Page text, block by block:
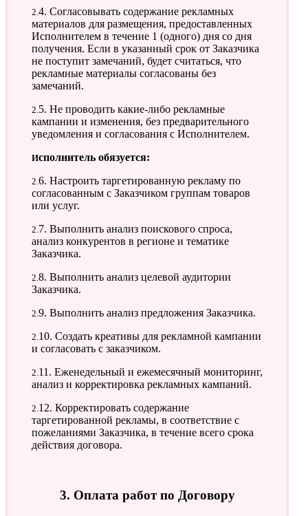
2.4. Согласовывать содержание рекламных
материалов для размещения, предоставленных
Исполнителем в течение 1 (одного) дня со дня
получения. Если в указанный срок от Заказчика
не поступит замечаний, будет считаться, что
рекламные материалы согласованы без
замечаний.
2.5. Не проводить какие-либо рекламные
кампании и изменения, без предварительного
уведомления и согласования с Исполнителем.
Исполнитель обязуется:
2.6. Настроить таргетированную рекламу по
согласованным с Заказчиком группам товаров
или услуг.
2.7. Выполнить анализ поискового спроса,
анализ конкурентов в регионе и тематике
Заказчика.
2.8. Выполнить анализ целевой аудитории
Заказчика.
2.9. Выполнить анализ предложения Заказчика.
2.10. Создать креативы для рекламной кампании
и согласовать с заказчиком.
2.11. Еженедельный и ежемесячный мониторинг,
анализ и корректировка рекламных кампаний.
2.12. Корректировать содержание
таргетированной рекламы, в соответствие с
пожеланиями Заказчика, в течение всего срока
действия договора.
3. Оплата работ по Договору